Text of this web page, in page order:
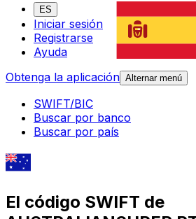
ES
Iniciar sesión
Registrarse
Ayuda
Obtenga la aplicación Alternar menú
SWIFT/BIC
Buscar por banco
Buscar por país
El código SWIFT de